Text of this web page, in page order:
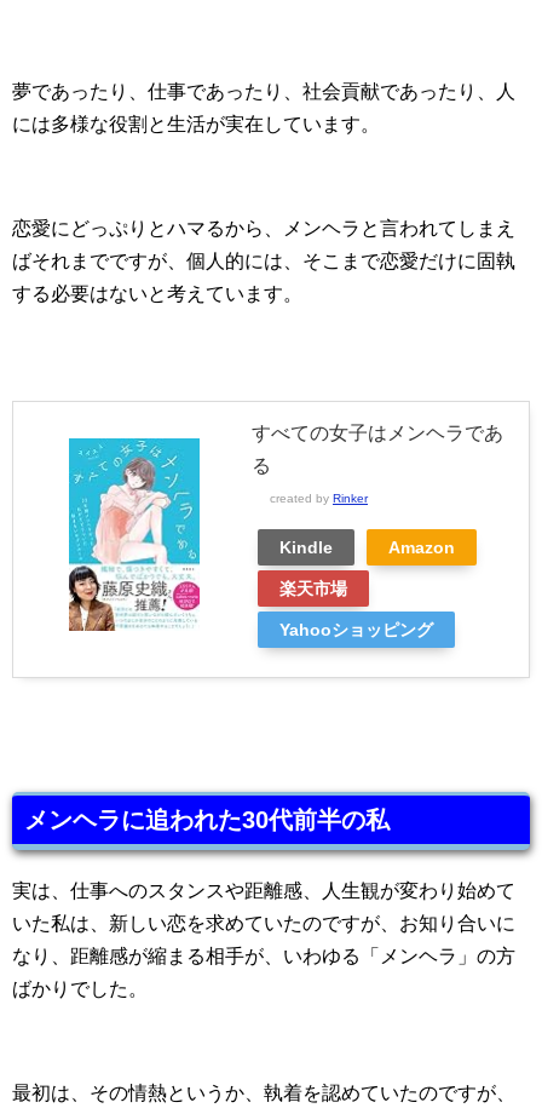
夢であったり、仕事であったり、社会貢献であったり、人
には多様な役割と生活が実在しています。
恋愛にどっぷりとハマるから、メンヘラと言われてしまえ
ばそれまでですが、個人的には、そこまで恋愛だけに固執
する必要はないと考えています。
すべての女子はメンヘラであ
る
created by Rinker
Kindle Amazon
楽天市場
Yahooショッピング
メンヘラに追われた30代前半の私
実は、仕事へのスタンスや距離感、人生観が変わり始めて
いた私は、新しい恋を求めていたのですが、お知り合いに
なり、距離感が縮まる相手が、いわゆる「メンヘラ」の方
ばかりでした。
最初は、その情熱というか、執着を認めていたのですが、